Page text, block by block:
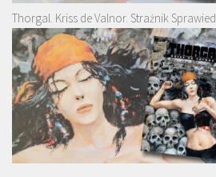
Thorgal. Kriss de Valnor. Strażnik